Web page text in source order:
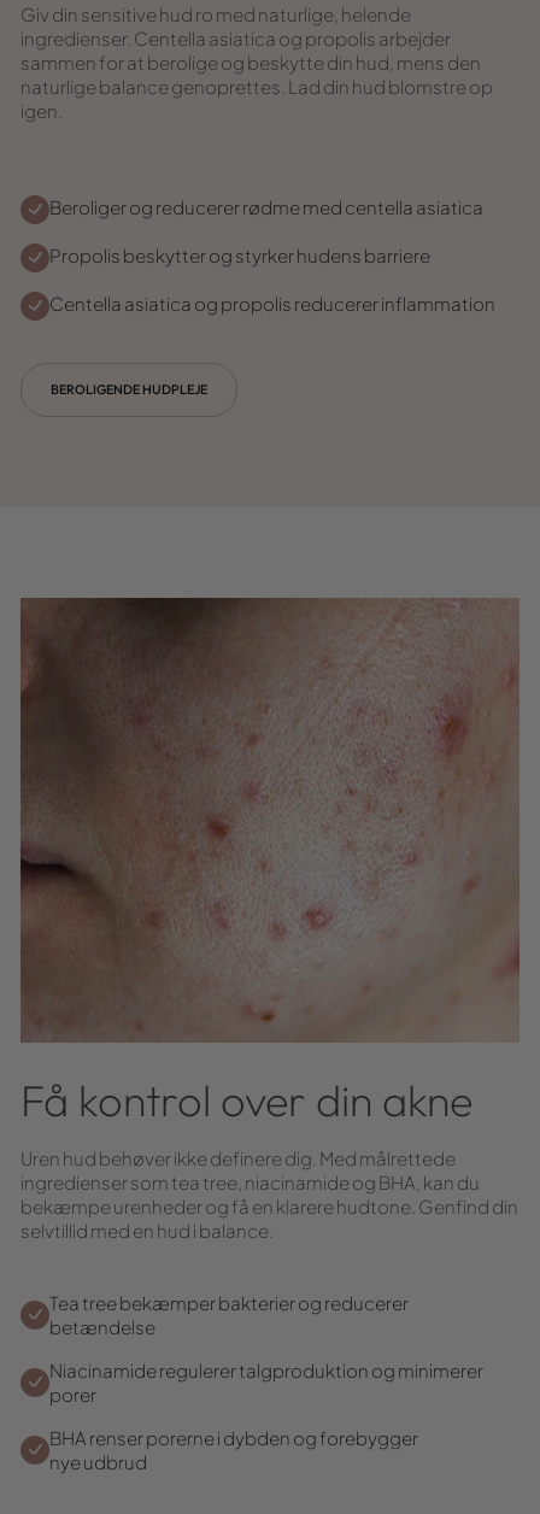
Giv din sensitive hud ro med naturlige, helende
ingredienser. Centella asiatica og propolis arbejder
sammen for at berolige og beskytte din hud, mens den
naturlige balance genoprettes. Lad din hud blomstre op
igen.
Beroliger og reducerer rødme med centella asiatica
Propolis beskytter og styrker hudens barriere
Centella asiatica og propolis reducerer inflammation
BEROLIGENDE HUDPLEJE
Få kontrol over din akne
Uren hud behøver ikke definere dig. Med målrettede
ingredienser som tea tree, niacinamide og BHA, kan du
bekæmpe urenheder og få en klarere hudtone. Genfind din
selvtillid med en hud i balance.
Tea tree bekæmper bakterier og reducerer
betændelse
Niacinamide regulerer talgproduktion og minimerer
porer
BHA renser porerne i dybden og forebygger
nye udbrud